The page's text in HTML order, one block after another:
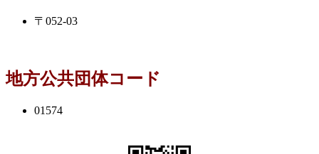
〒052-03
地方公共団体コード
01574